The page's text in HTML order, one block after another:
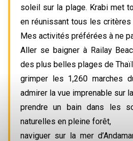
soleil sur la plage. Krabi met
en réunissant tous les critères
Mes activités préférées à ne
Aller se baigner à Railay
des plus belles plages de
grimper les 1,260 marches
admirer la vue imprenable sur
prendre un bain dans les
naturelles en pleine forêt,
naviguer sur la mer